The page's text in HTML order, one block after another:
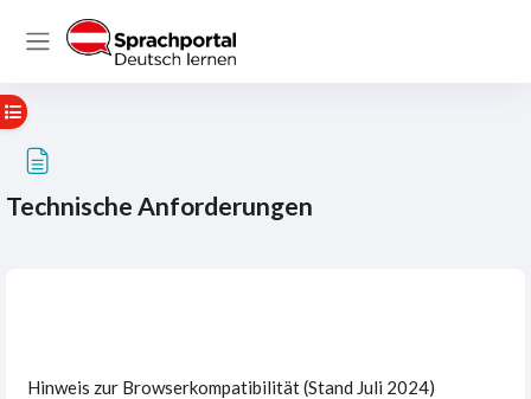
Zum Hauptinhalt
Website-Übersicht
Technische Anforderungen
Kursindex öffnen
Hinweis zur Browserkompatibilität (Stand Juli 2024)